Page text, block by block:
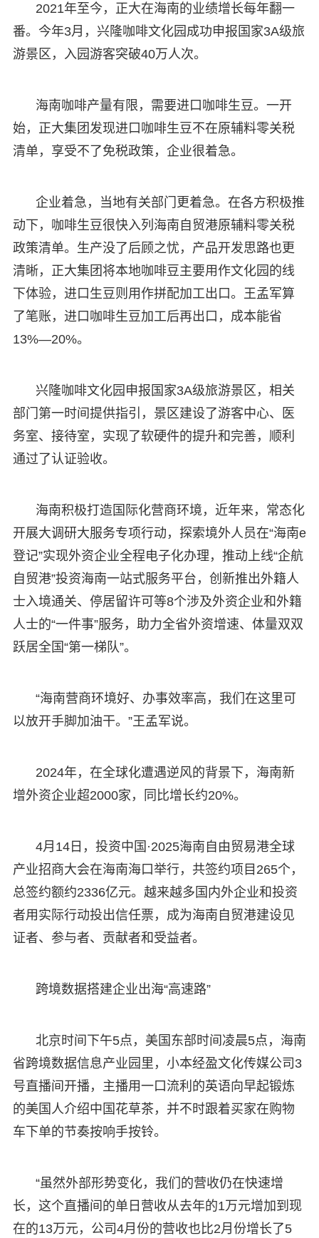
2021年至今，正大在海南的业绩增长每年翻一
番。今年3月，兴隆咖啡文化园成功申报国家3A级旅
游景区，入园游客突破40万人次。
海南咖啡产量有限，需要进口咖啡生豆。一开
始，正大集团发现进口咖啡生豆不在原辅料零关税
清单，享受不了免税政策，企业很着急。
企业着急，当地有关部门更着急。在各方积极推
动下，咖啡生豆很快入列海南自贸港原辅料零关税
政策清单。生产没了后顾之忧，产品开发思路也更
清晰，正大集团将本地咖啡豆主要用作文化园的线
下体验，进口生豆则用作拼配加工出口。王孟军算
了笔账，进口咖啡生豆加工后再出口，成本能省
13%—20%。
兴隆咖啡文化园申报国家3A级旅游景区，相关
部门第一时间提供指引，景区建设了游客中心、医
务室、接待室，实现了软硬件的提升和完善，顺利
通过了认证验收。
海南积极打造国际化营商环境，近年来，常态化
开展大调研大服务专项行动，探索境外人员在“海南e
登记”实现外资企业全程电子化办理，推动上线“企航
自贸港”投资海南一站式服务平台，创新推出外籍人
士入境通关、停居留许可等8个涉及外资企业和外籍
人士的“一件事”服务，助力全省外资增速、体量双双
跃居全国“第一梯队”。
“海南营商环境好、办事效率高，我们在这里可
以放开手脚加油干。”王孟军说。
2024年，在全球化遭遇逆风的背景下，海南新
增外资企业超2000家，同比增长约20%。
4月14日，投资中国·2025海南自由贸易港全球
产业招商大会在海南海口举行，共签约项目265个，
总签约额约2336亿元。越来越多国内外企业和投资
者用实际行动投出信任票，成为海南自贸港建设见
证者、参与者、贡献者和受益者。
跨境数据搭建企业出海“高速路”
北京时间下午5点，美国东部时间凌晨5点，海南
省跨境数据信息产业园里，小本经盈文化传媒公司3
号直播间开播，主播用一口流利的英语向早起锻炼
的美国人介绍中国花草茶，并不时跟着买家在购物
车下单的节奏按响手按铃。
“虽然外部形势变化，我们的营收仍在快速增
长，这个直播间的单日营收从去年的1万元增加到现
在的13万元，公司4月份的营收也比2月份增长了5